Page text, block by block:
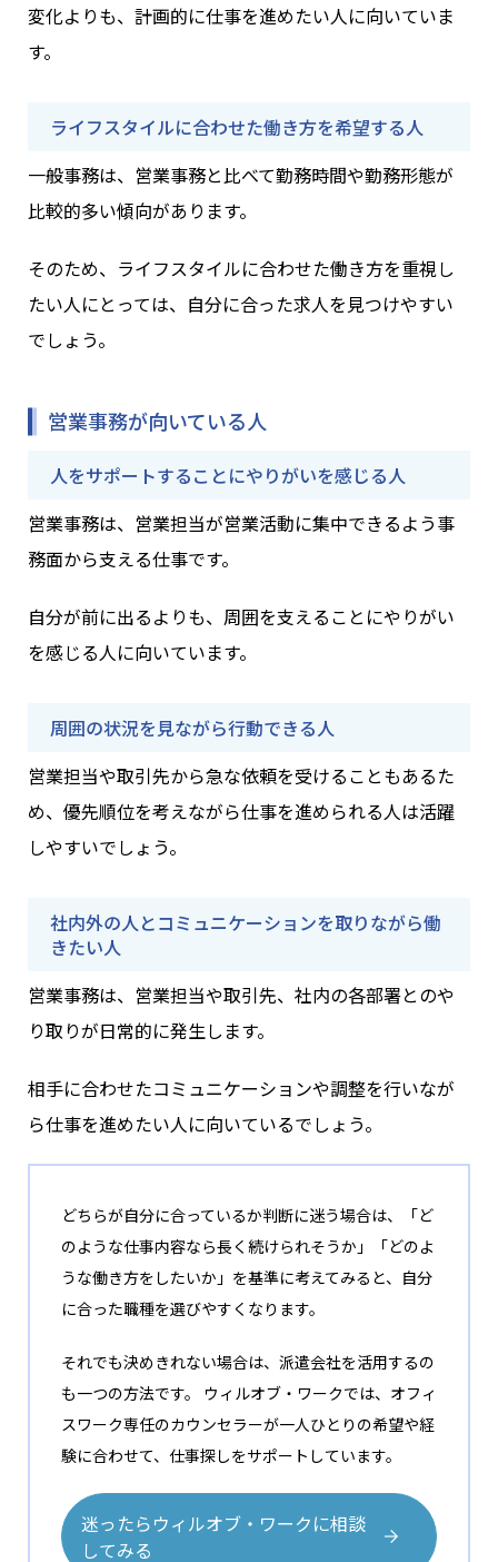
変化よりも、計画的に仕事を進めたい人に向いていま
す。
ライフスタイルに合わせた働き方を希望する人
一般事務は、営業事務と比べて勤務時間や勤務形態が
比較的多い傾向があります。
そのため、ライフスタイルに合わせた働き方を重視し
たい人にとっては、自分に合った求人を見つけやすい
でしょう。
営業事務が向いている人
人をサポートすることにやりがいを感じる人
営業事務は、営業担当が営業活動に集中できるよう事
務面から支える仕事です。
自分が前に出るよりも、周囲を支えることにやりがい
を感じる人に向いています。
周囲の状況を見ながら行動できる人
営業担当や取引先から急な依頼を受けることもあるた
め、優先順位を考えながら仕事を進められる人は活躍
しやすいでしょう。
社内外の人とコミュニケーションを取りながら働
きたい人
営業事務は、営業担当や取引先、社内の各部署とのや
り取りが日常的に発生します。
相手に合わせたコミュニケーションや調整を行いなが
ら仕事を進めたい人に向いているでしょう。
どちらが自分に合っているか判断に迷う場合は、「ど
のような仕事内容なら長く続けられそうか」「どのよ
うな働き方をしたいか」を基準に考えてみると、自分
に合った職種を選びやすくなります。
それでも決めきれない場合は、派遣会社を活用するの
も一つの方法です。 ウィルオブ・ワークでは、オフィ
スワーク専任のカウンセラーが一人ひとりの希望や経
験に合わせて、仕事探しをサポートしています。
迷ったらウィルオブ・ワークに相談
してみる